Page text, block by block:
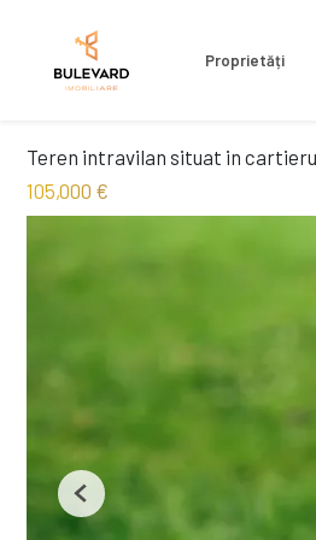
Proprietăți
Teren intravilan situat in
105,000 €
Previous